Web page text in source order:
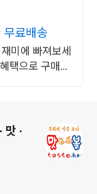
무료배송
미에 빠져보세
택으로 구매하
·